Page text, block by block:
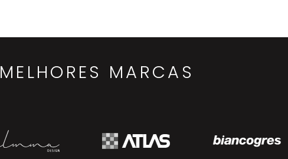
UNIDADE(S) R$72,90
UNIDADE
ADICIONAR (cada unidade)
MELHORES MARCAS